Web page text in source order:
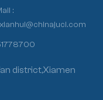
:
district,Xiamen